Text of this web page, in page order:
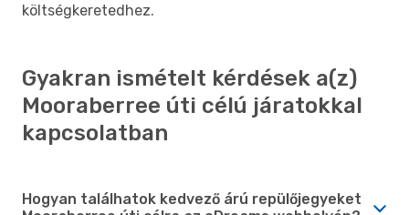
költségkeretedhez.
Gyakran ismételt kérdések a(z)
Mooraberree úti célú járatokkal
kapcsolatban
Hogyan találhatok kedvező árú repülőjegyeket